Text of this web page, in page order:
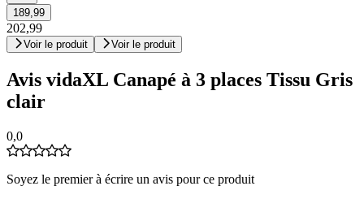
189,99
202,99
Voir le produit Voir le produit
Avis vidaXL Canapé à 3 places Tissu Gris
clair
0,0
Soyez le premier à écrire un avis pour ce produit